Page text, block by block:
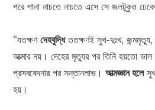
পরে পানা নাচতে নাচতে এসে সে জলটুকুও
“যতক্ষণদেহবুদ্ধিততক্ষণই সুখ-দুঃখ,
আত্মার নয়। দেহের মৃত্যুর পর তিনি হয়তো ভাল
প্রসববেদনার পর সন্তানলাভ।আত্মজ্ঞান হলে
হয়।